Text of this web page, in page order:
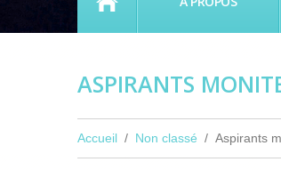
ASPIRANTS
Accueil Non classé Aspirants